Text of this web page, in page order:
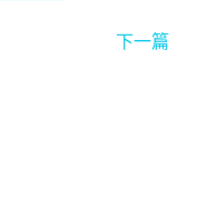
下一篇